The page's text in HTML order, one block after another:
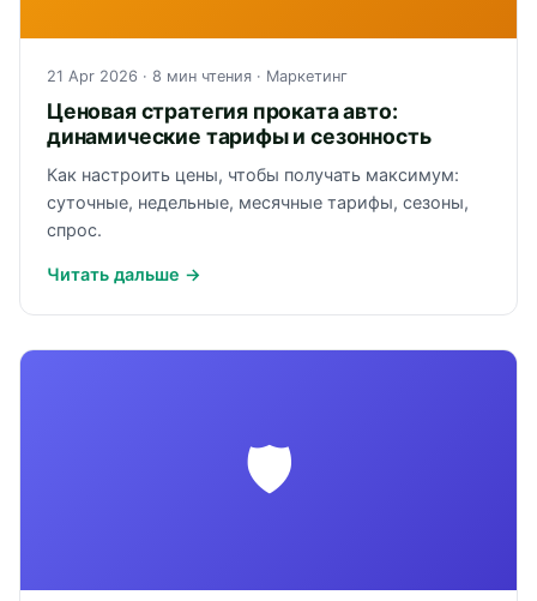
21 Apr 2026 · 8 мин чтения · Маркетинг
Ценовая стратегия проката авто:
динамические тарифы и сезонность
Как настроить цены, чтобы получать максимум:
суточные, недельные, месячные тарифы, сезоны,
спрос.
Читать дальше →
🛡